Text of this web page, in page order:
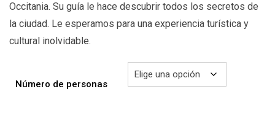
Occitania. Su guía le hace descubrir todos los secretos de
la ciudad. Le esperamos para una experiencia turística y
cultural inolvidable.
Número de personas